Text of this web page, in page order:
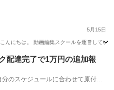
5月15日
こんにちは。 動画編集スクールを運営して
ン配達完了で1万円の追加報
のスケジュールに合わせて原付や